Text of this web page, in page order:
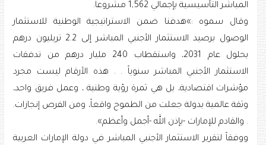
المباشر التأسيسية بإجمالي 1,562 مشروعاً.
وقال سموه :»هدفنا ضمن الاستراتيجية الوطنية للاستثمار
الوصول برصيد الاستثمار الأجنبي المباشر إلى 2.2 تريليون درهم
بحلول عام 2031، واستقطاب 240 مليار درهم من تدفقات
الاستثمار الأجنبي المباشر سنوياً . . هذه الأرقام ليست مجرد
مؤشرات اقتصادية، بل هي ثمرة رؤية وطنية ، وعمل فريق واحد،
وثقة عالمية بدولة جعلت من الطموح واقعاً، ومن الفرص إنجازات.
. والقادم للإمارات -بإذن الله -أجمل وأعظم».
ووفقاً لتقرير الاستثمار الأجنبي المباشر في دولة الإمارات العربية